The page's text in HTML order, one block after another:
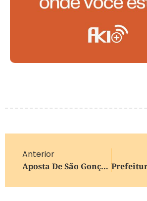
Anterior
Aposta De São Gonçalo Fatura Sozinha Mais De R$ 14o Milhões Na Mega-Sena